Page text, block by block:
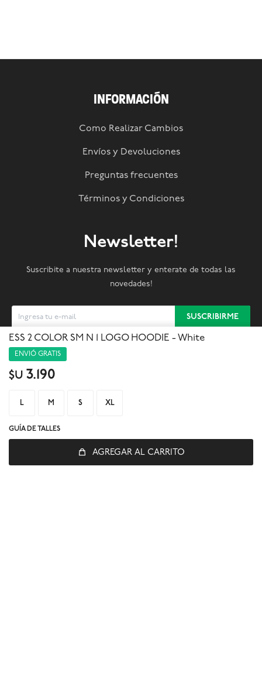
ESS 2 COLOR SM N 1 LOGO HOODIE - White
ENVIÓ GRATIS
$U 3.190
L M S XL
GUÍA DE TALLES
AGREGAR AL CARRITO
INFORMACIÓN
Como Realizar Cambios
Envíos y Devoluciones
Preguntas frecuentes
Términos y Condiciones
Newsletter!
Suscribite a nuestra newsletter y enterate de todas las
novedades!
SUSCRIBIRME